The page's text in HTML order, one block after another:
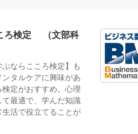
ろ検定®（文部科
ぶならこころ検定】も
ンタルケアに興味があ
検定がおすすめ。心理
て最適で、学んだ知識
生活で役立てることが